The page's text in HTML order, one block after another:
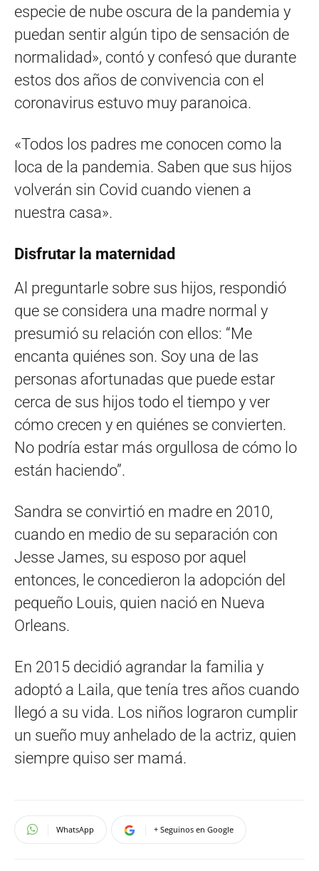
especie de nube oscura de la pandemia y
puedan sentir algún tipo de sensación de
normalidad», contó y confesó que durante
estos dos años de convivencia con el
coronavirus estuvo muy paranoica.
«Todos los padres me conocen como la
loca de la pandemia. Saben que sus hijos
volverán sin Covid cuando vienen a
nuestra casa».
Disfrutar la maternidad
Al preguntarle sobre sus hijos, respondió
que se considera una madre normal y
presumió su relación con ellos: “Me
encanta quiénes son. Soy una de las
personas afortunadas que puede estar
cerca de sus hijos todo el tiempo y ver
cómo crecen y en quiénes se convierten.
No podría estar más orgullosa de cómo lo
están haciendo”.
Sandra se convirtió en madre en 2010,
cuando en medio de su separación con
Jesse James, su esposo por aquel
entonces, le concedieron la adopción del
pequeño Louis, quien nació en Nueva
Orleans.
En 2015 decidió agrandar la familia y
adoptó a Laila, que tenía tres años cuando
llegó a su vida. Los niños lograron cumplir
un sueño muy anhelado de la actriz, quien
siempre quiso ser mamá.
WhatsApp + Seguinos en Google